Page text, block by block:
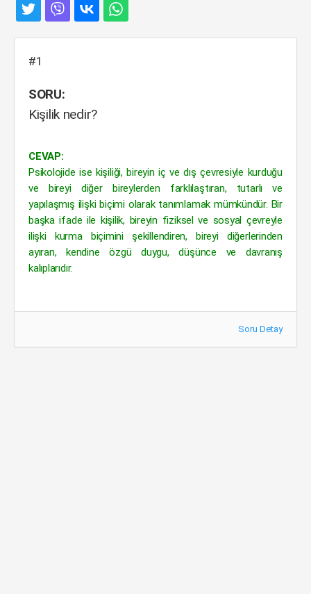
#1
SORU:
Kişilik nedir?
CEVAP:
Psikolojide ise kişiliği, bireyin iç ve dış çevresiyle kurduğu
ve bireyi diğer bireylerden farklılaştıran, tutarlı ve
yapılaşmış ilişki biçimi olarak tanımlamak mümkündür. Bir
başka ifade ile kişilik, bireyin fiziksel ve sosyal çevreyle
ilişki kurma biçimini şekillendiren, bireyi diğerlerinden
ayıran, kendine özgü duygu, düşünce ve davranış
kalıplarıdır.
Soru Detay